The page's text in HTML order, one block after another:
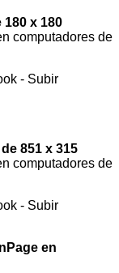
180 x 180
computadores de
851 x 315
computadores de
en